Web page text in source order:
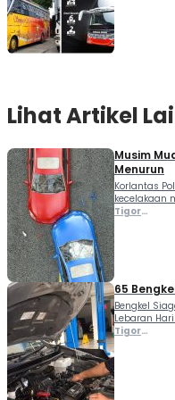
Lihat Artikel
Musim
Menurun
Korlantas
kecelakaan
dihimpun
Tigor
65
Bengkel
Lebaran
kembali
Tigor